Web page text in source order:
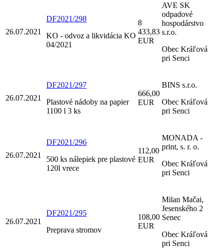
26.07.2021
DF2021/298
KO - odvoz a likvidácia KO
04/2021
8
433,83
EUR
AVE SK
odpadové
hospodárstvo
s.r.o.
Obec Kráľová
pri Senci
26.07.2021
DF2021/297
Plastové nádoby na papier
1100 l 3 ks
666,00
EUR
BINS s.r.o.
Obec Kráľová
pri Senci
26.07.2021
DF2021/296
500 ks nálepiek pre plastové
120l vrece
112,00
EUR
MONADA -
print, s. r. o.
Obec Kráľová
pri Senci
26.07.2021
DF2021/295
Preprava stromov
108,00
EUR
Milan Mačai,
Jesenského 2
Senec
Obec Kráľová
pri Senci